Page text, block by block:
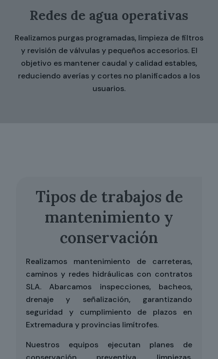
Redes de agua operativas
Realizamos purgas programadas, limpieza de filtros
y revisión de válvulas y pequeños accesorios. El
objetivo es mantener caudal y calidad estables,
reduciendo averías y cortes no planificados a los
usuarios.
Tipos de trabajos de
mantenimiento y
conservación
Realizamos mantenimiento de carreteras,
caminos y redes hidráulicas con contratos
SLA. Abarcamos inspecciones, bacheos,
drenaje y señalización, garantizando
seguridad y cumplimiento de plazos en
Extremadura y provincias limítrofes.
Nuestros equipos ejecutan planes de